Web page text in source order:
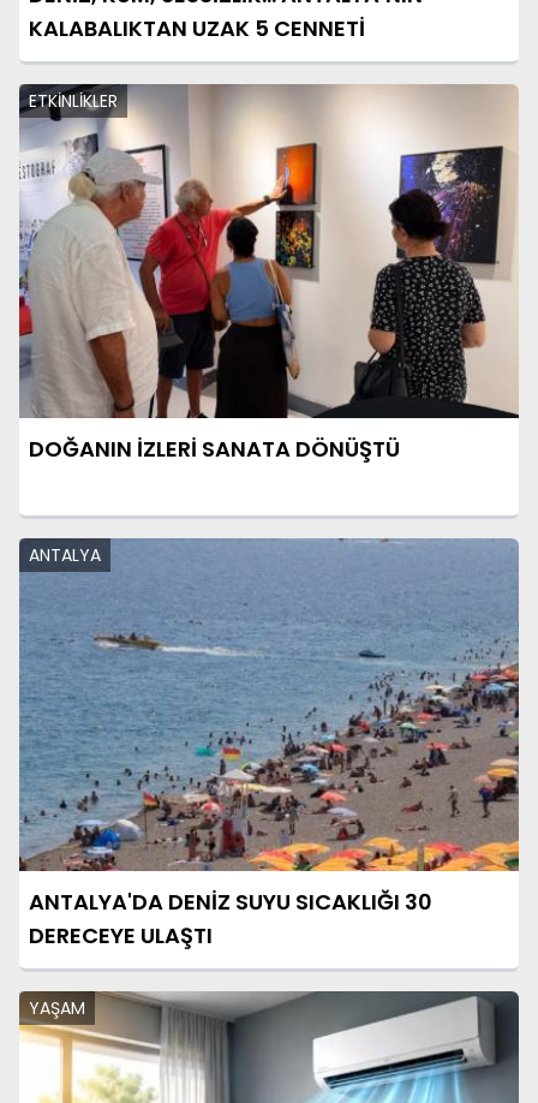
KALABALIKTAN UZAK 5 CENNETİ
ETKİNLİKLER
DOĞANIN İZLERİ SANATA DÖNÜŞTÜ
ANTALYA
ANTALYA'DA DENİZ SUYU SICAKLIĞI 30
DERECEYE ULAŞTI
YAŞAM